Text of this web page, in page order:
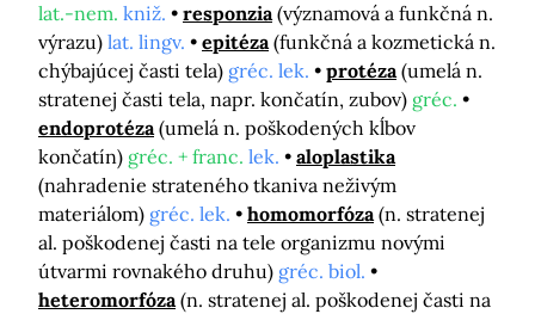
lat.-nem. kniž. responzia (významová a funkčná n.
výrazu) lat. lingv. epitéza (funkčná a kozmetická n.
chýbajúcej časti tela) gréc. lek. protéza (umelá n.
stratenej časti tela, napr. končatín, zubov) gréc.
endoprotéza (umelá n. poškodených kĺbov
končatín) gréc. + franc. lek.
aloplastika
(nahradenie strateného tkaniva neživým
materiálom) gréc. lek. homomorfóza (n. stratenej
al. poškodenej časti na tele organizmu novými
útvarmi rovnakého druhu) gréc. biol.
heteromorfóza (n. stratenej al. poškodenej časti na